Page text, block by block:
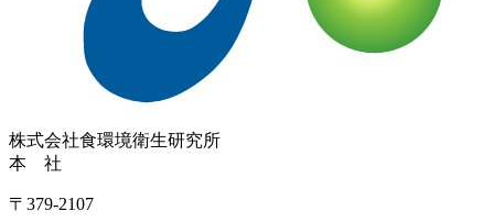
株式会社食環境衛生研究所
本 社
〒379-2107